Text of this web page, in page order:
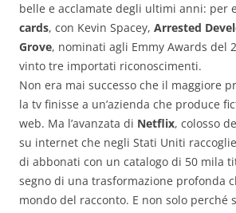
belle e acclamate degli ultimi anni: per
cards, con Kevin Spacey, Arrested
Grove, nominati agli Emmy Awards del
vinto tre importati riconoscimenti.
Non era mai successo che il maggiore
la tv finisse a un’azienda che produce
web. Ma l’avanzata di Netflix, colosso
su internet che negli Stati Uniti
di abbonati con un catalogo di 50 mila
segno di una trasformazione profonda
mondo del racconto. E non solo perché